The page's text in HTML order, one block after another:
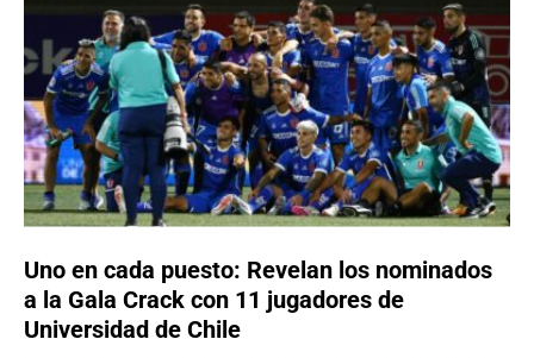
Uno en cada puesto: Revelan los nominados
a la Gala Crack con 11 jugadores de
Universidad de Chile